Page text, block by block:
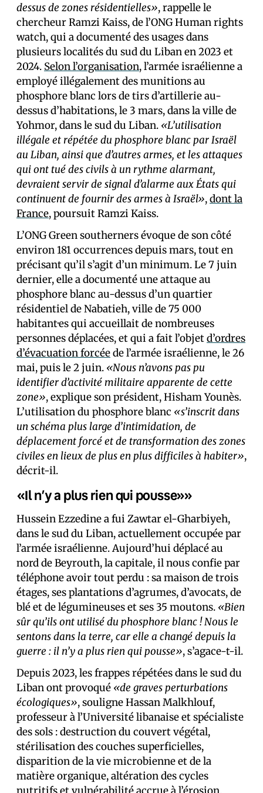
dessus de zones résidentielles», rappelle le
chercheur Ramzi Kaiss, de l’ONG Human rights
watch, qui a documenté des usages dans
plusieurs localités du sud du Liban en 2023 et
2024. Selon l’organisation, l’armée israélienne a
employé illégalement des munitions au
phosphore blanc lors de tirs d’artillerie au-
dessus d’habitations, le 3 mars, dans la ville de
Yohmor, dans le sud du Liban. «L’utilisation
illégale et répétée du phosphore blanc par Israël
au Liban, ainsi que d’autres armes, et les attaques
qui ont tué des civils à un rythme alarmant,
devraient servir de signal d’alarme aux États qui
continuent de fournir des armes à Israël»,dont la
France, poursuit Ramzi Kaiss.
L’ONG Green southerners évoque de son côté
environ 181 occurrences depuis mars, tout en
précisant qu’il s’agit d’un minimum. Le 7 juin
dernier, elle a documenté une attaque au
phosphore blanc au-dessus d’un quartier
résidentiel de Nabatieh, ville de 75 000
habitant·es qui accueillait de nombreuses
personnes déplacées, et qui a fait l’objetd’ordres
d’évacuation forcéede l’armée israélienne, le 26
mai, puis le 2 juin. «Nous n’avons pas pu
identifier d’activité militaire apparente de cette
zone», explique son président, Hisham Younès.
L’utilisation du phosphore blanc «s’inscrit dans
un schéma plus large d’intimidation, de
déplacement forcé et de transformation des zones
civiles en lieux de plus en plus difficiles à habiter»,
décrit-il.
«Il n’y a plus rien qui pousse»»
Hussein Ezzedine a fui Zawtar el-Gharbiyeh,
dans le sud du Liban, actuellement occupée par
l’armée israélienne. Aujourd’hui déplacé au
nord de Beyrouth, la capitale, il nous confie par
téléphone avoir tout perdu : sa maison de trois
étages, ses plantations d’agrumes, d’avocats, de
blé et de légumineuses et ses 35 moutons. «Bien
sûr qu’ils ont utilisé du phosphore blanc ! Nous le
sentons dans la terre, car elle a changé depuis la
guerre : il n’y a plus rien qui pousse», s’agace-t-il.
Depuis 2023, les frappes répétées dans le sud du
Liban ont provoqué «de graves perturbations
écologiques», souligne Hassan Malkhlouf,
professeur à l’Université libanaise et spécialiste
des sols : destruction du couvert végétal,
stérilisation des couches superficielles,
disparition de la vie microbienne et de la
matière organique, altération des cycles